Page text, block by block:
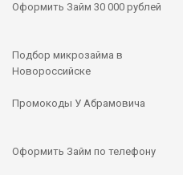
Оформить Займ 30 000 рублей
Подбор микрозайма в
Новороссийске
Промокоды У Абрамовича
Оформить Займ по телефону